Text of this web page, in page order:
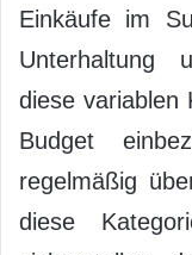
Einkäufe im
Unterhaltung
diese variablen
Budget
regelmäßig
diese